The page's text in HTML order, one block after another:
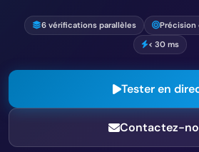
6 vérifications parallèles Précision
< 30 ms
Tester en
Contactez-